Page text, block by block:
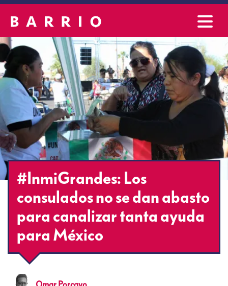
#InmiGrandes: Los
consulados no se dan abasto
para canalizar tanta ayuda
para México